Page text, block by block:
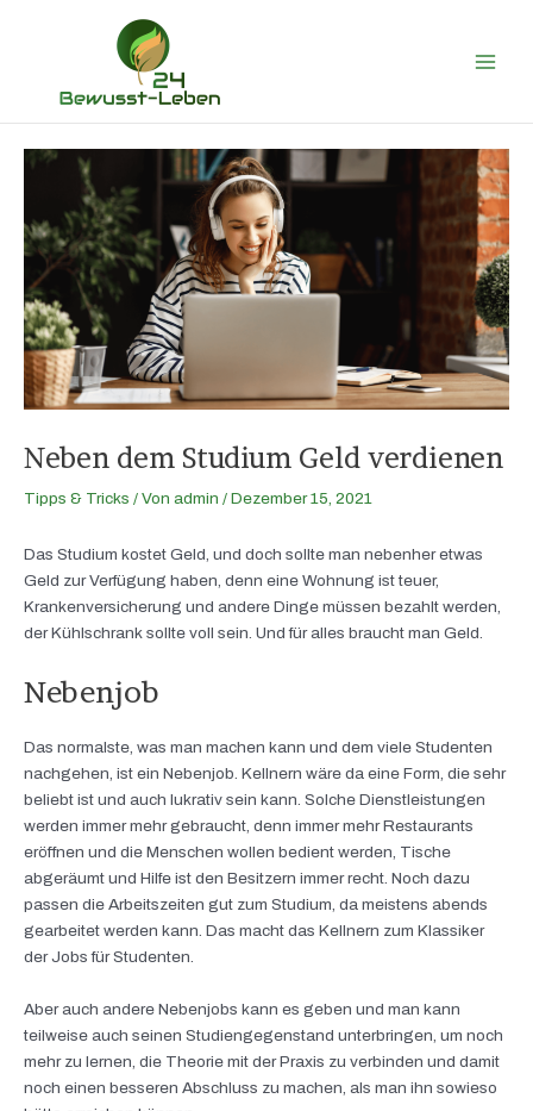
Menu
Neben dem Studium Geld verdienen
Tipps & Tricks / Von admin / Dezember 15, 2021
Das Studium kostet Geld, und doch sollte man nebenher etwas
Geld zur Verfügung haben, denn eine Wohnung ist teuer,
Krankenversicherung und andere Dinge müssen bezahlt werden,
der Kühlschrank sollte voll sein. Und für alles braucht man Geld.
Nebenjob
Das normalste, was man machen kann und dem viele Studenten
nachgehen, ist ein Nebenjob. Kellnern wäre da eine Form, die sehr
beliebt ist und auch lukrativ sein kann. Solche Dienstleistungen
werden immer mehr gebraucht, denn immer mehr Restaurants
eröffnen und die Menschen wollen bedient werden, Tische
abgeräumt und Hilfe ist den Besitzern immer recht. Noch dazu
passen die Arbeitszeiten gut zum Studium, da meistens abends
gearbeitet werden kann. Das macht das Kellnern zum Klassiker
der Jobs für Studenten.
Aber auch andere Nebenjobs kann es geben und man kann
teilweise auch seinen Studiengegenstand unterbringen, um noch
mehr zu lernen, die Theorie mit der Praxis zu verbinden und damit
noch einen besseren Abschluss zu machen, als man ihn sowieso